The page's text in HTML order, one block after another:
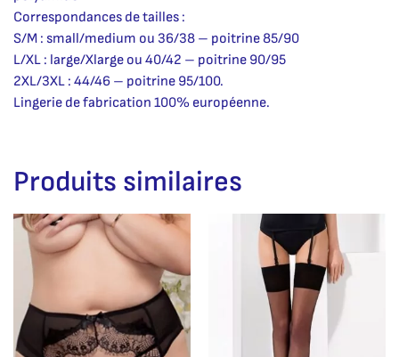
Correspondances de tailles :
S/M : small/medium ou 36/38 – poitrine 85/90
L/XL : large/Xlarge ou 40/42 – poitrine 90/95
2XL/3XL : 44/46 – poitrine 95/100.
Lingerie de fabrication 100% européenne.
Produits similaires